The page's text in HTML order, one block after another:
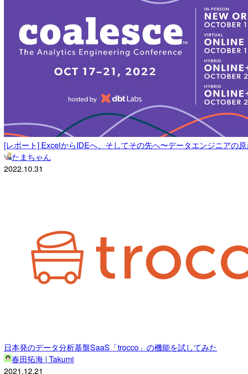
[レポート] ExcelからIDEへ、そしてその先へ〜データエンジニアの
たまちゃん
2022.10.31
日本発のデータ分析基盤SaaS「trocco」の機能を試してみた
春田拓海 | Takumi
2021.12.21